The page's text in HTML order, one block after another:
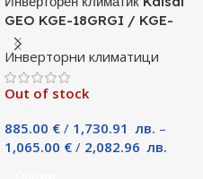
GEO KGE-18GRGI / KGE-
18GRGO, 18000 BTU, Клас
A++
Инверторни климатици
Out of stock
885.00 € / 1,730.91 лв. –
1,065.00 € / 2,082.96 лв.